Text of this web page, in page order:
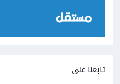
تابعنا على